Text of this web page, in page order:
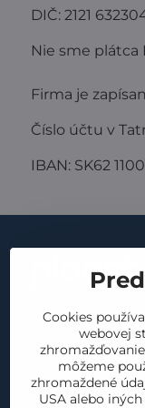
DIČ: 2121
Nie sme plátca
Firma je
Číslo účtu v
IBAN: SK62
kontakt
náš príbeh
materiály
produkty
Cookies
webovej
môžeme
zhromaždené
USA alebo